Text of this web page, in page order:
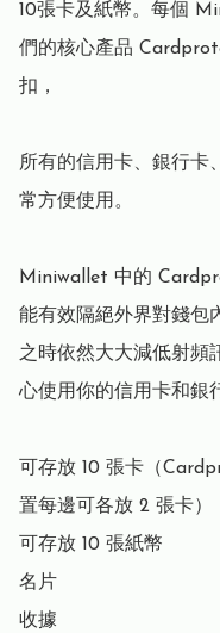
10張卡及紙幣。每個
們的核心產品
扣，
所有的信用卡、銀行卡
常方便使用。
Miniwallet 中的
能有效隔絕外界對錢包
之時依然大大減低射頻
心使用你的信用卡和銀
可存放 10 張卡（
置每邊可各放 2 張卡）
可存放 10 張紙幣
名片
收據